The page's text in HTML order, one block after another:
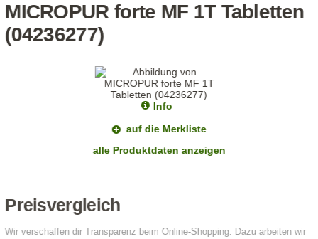
MICROPUR forte MF 1T Tabletten
(04236277)
Info
auf die Merkliste
alle Produktdaten anzeigen
Preisvergleich
Wir verschaffen dir Transparenz beim Online-Shopping. Dazu arbeiten wir